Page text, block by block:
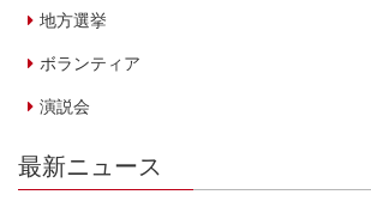
地方選挙
ボランティア
演説会
最新ニュース